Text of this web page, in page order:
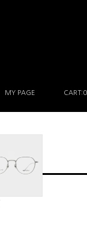
MY PAGE CART:0